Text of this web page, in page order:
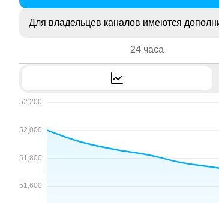
Для владельцев каналов имеются
24 часа